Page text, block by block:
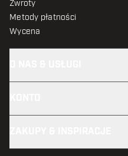
Zwroty
Metody płatności
Wycena